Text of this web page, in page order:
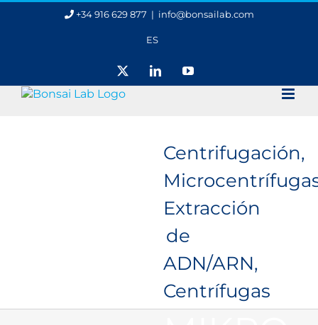
Saltar
+34 916 629 877 | info@bonsailab.com
ES
LinkedInYouTube
Centrifugación,
Extracción
de
ADN/ARN,
Centrífugas